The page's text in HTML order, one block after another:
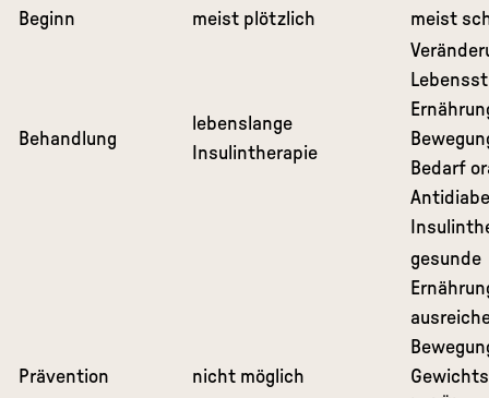
Beginn meist plötzlich meist
Behandlung
lebenslange
Insulintherapie
Bedarf
Prävention nicht möglich
gesunde